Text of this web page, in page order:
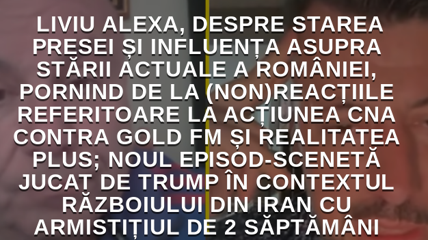
LIVIU ALEXA, DESPRE STAREA
PRESEI ȘI INFLUENȚA ASUPRA
STĂRII ACTUALE A ROMÂNIEI,
PORNIND DE LA (NON)REACȚIILE
REFERITOARE LA ACȚIUNEA CNA
CONTRA GOLD FM ȘI REALITATEA
PLUS; NOUL EPISOD-SCENETĂ
JUCAT DE TRUMP ÎN CONTEXTUL
RĂZBOIULUI DIN IRAN CU
ARMISTIȚIUL DE 2 SĂPTĂMÂNI